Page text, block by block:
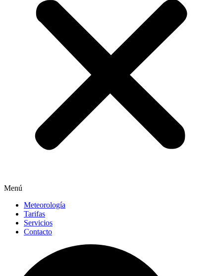
Menú
Meteorología
Tarifas
Servicios
Contacto